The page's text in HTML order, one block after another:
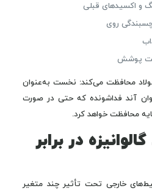
و اکسیدهای قبلی
روی
پوشش
محافظت می‌کند: نخست به‌عنوان
آند فداشونده که حتی در صورت
محافظت خواهد کرد.
در برابر
خارجی تحت تأثیر چند متغیر